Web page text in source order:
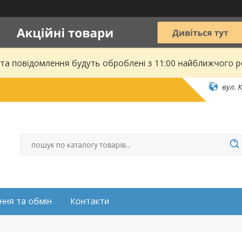
повідомлення будуть оброблені з 11:00 найближчого
вул.
та обмін Контакти